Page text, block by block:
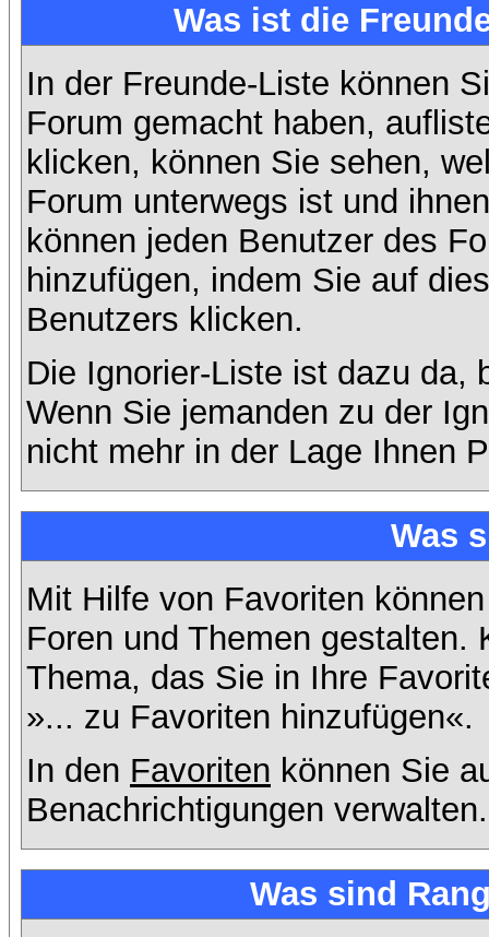
Was ist die
In der Freunde-Liste können
Forum gemacht haben,
klicken, können Sie sehen,
Forum unterwegs ist und
können jeden Benutzer des
hinzufügen, indem Sie auf
Benutzers klicken.
Die Ignorier-Liste ist dazu da,
Wenn Sie jemanden zu der
nicht mehr in der Lage Ihnen
Was
Mit Hilfe von Favoriten
Foren und Themen gestalten.
Thema, das Sie in Ihre
»... zu Favoriten hinzufügen«.
In den Favoriten können Sie
Benachrichtigungen verwalten.
Was sind